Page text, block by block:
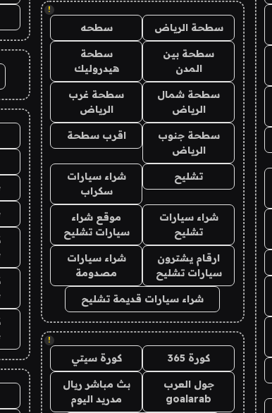
!
سطحة الرياض سطحه
سطحة بين
المدن
سطحة
هيدروليك
سطحة شمال
الرياض
سطحة غرب
الرياض
سطحة جنوب
الرياض
اقرب سطحة
تشليح
شراء سيارات
سكراب
شراء سيارات
تشليح
موقع شراء
سيارات تشليح
ارقام يشترون
سيارات تشليح
شراء سيارات
مصدومة
شراء سيارات قديمة تشليح
!
كورة 365 كورة سيتي
جول العرب
goalarab
بث مباشر ريال
مدريد اليوم